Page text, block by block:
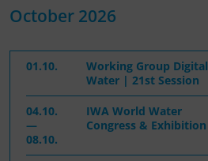
October 2026
01.10.
Working Group Digital
Water | 21st Session
04.10.
—
08.10.
IWA World Water
Congress & Exhibition